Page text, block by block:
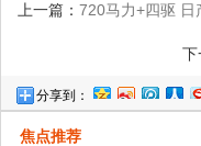
上一篇： 720马力+四驱 日
下
分享到：
焦点推荐